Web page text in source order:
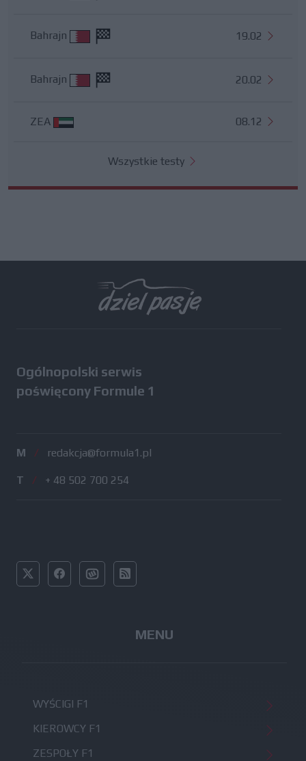
Bahrajn 19.02
Bahrajn 20.02
ZEA 08.12
Wszystkie testy
Ogólnopolski serwis
poświęcony Formule 1
M / redakcja@formula1.pl
T / + 48 502 700 254
MENU
WYŚCIGI F1
KIEROWCY F1
ZESPOŁY F1